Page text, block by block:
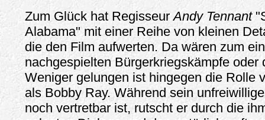
Zum Glück hat RegisseurAndy Tennant
Alabama" mit einer Reihe von kleinen
die den Film aufwerten. Da wären zum
nachgespielten Bürgerkriegskämpfe oder
Weniger gelungen ist hingegen die Rolle
als Bobby Ray. Während sein
noch vertretbar ist, rutscht er durch die